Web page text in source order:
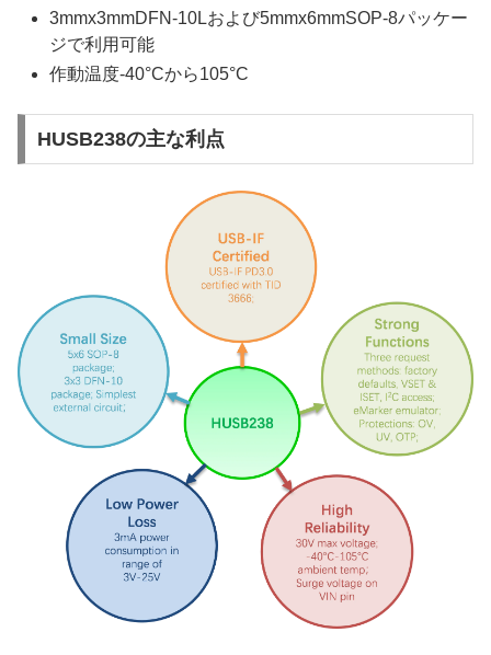
3mmx3mmDFN-10Lおよび5mmx6mmSOP-8パッケー
ジで利用可能
作動温度-40°Cから105°C
HUSB238の主な利点